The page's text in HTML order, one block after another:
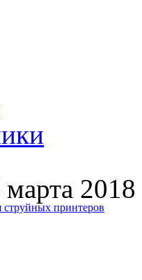
2018
cтруйных принтеров